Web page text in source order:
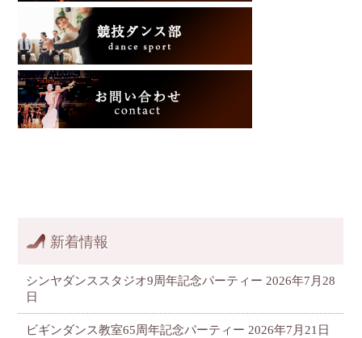
新着情報
シンヤダンススタジオ9周年記念パーティー 2026年7月28
日
ビギンダンス教室65周年記念パーティー 2026年7月21日